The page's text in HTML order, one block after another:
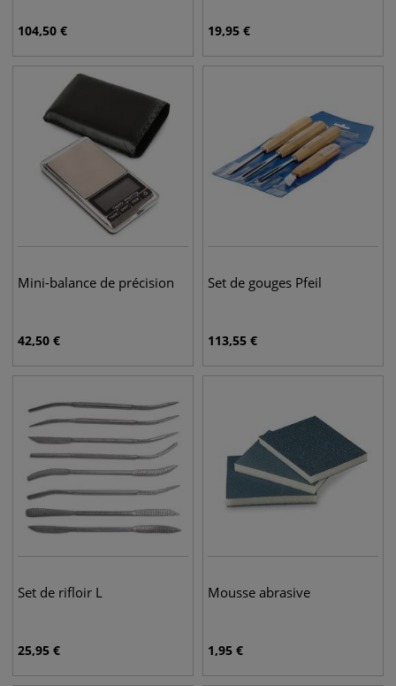
104,50 € 19,95 €
Mini-balance de précision
42,50 €
Set de gouges Pfeil
113,55 €
Set de rifloir L
25,95 €
Mousse abrasive
1,95 €